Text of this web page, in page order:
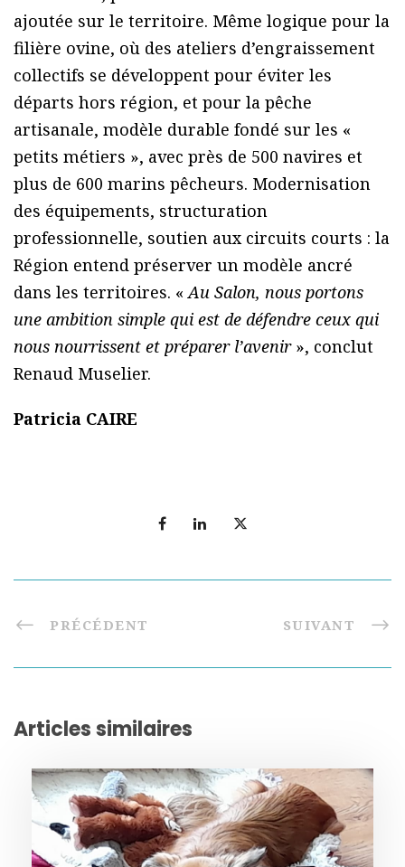
ajoutée sur le territoire. Même logique pour la
filière ovine, où des ateliers d’engraissement
collectifs se développent pour éviter les
départs hors région, et pour la pêche
artisanale, modèle durable fondé sur les «
petits métiers », avec près de 500 navires et
plus de 600 marins pêcheurs. Modernisation
des équipements, structuration
professionnelle, soutien aux circuits courts : la
Région entend préserver un modèle ancré
dans les territoires. « Au Salon, nous portons
une ambition simple qui est de défendre ceux qui
nous nourrissent et préparer l’avenir», conclut
Renaud Muselier.
Patricia CAIRE
PRÉCÉDENT SUIVANT
Articles similaires